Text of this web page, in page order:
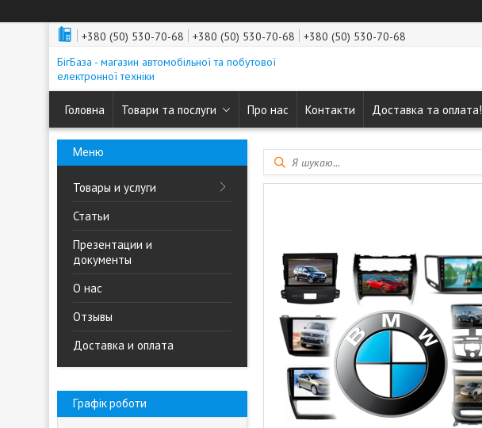
+380 (50) 530-70-68 +380 (50) 530-70-68 +380 (50) 530-70-68
БігБаза - магазин автомобільної та побутової
електронної техніки
Головна Товари та послуги Про нас Контакти Доставка та оплата!
Товары и услуги
Статьи
Презентации и
документы
О нас
Отзывы
Доставка и оплата
Графік роботи